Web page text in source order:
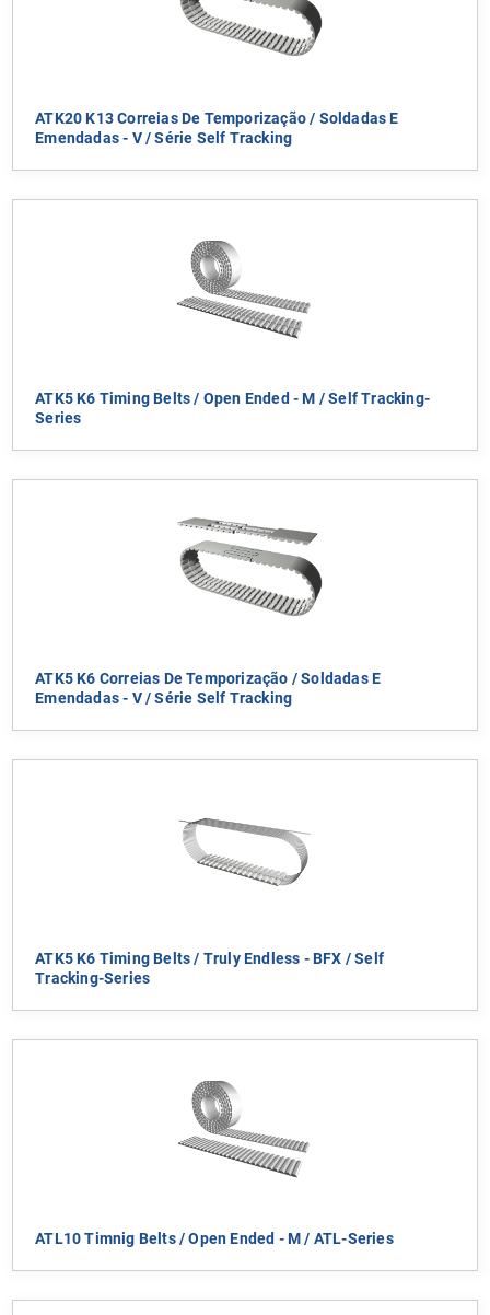
ATK20 K13 Correias De Temporização / Soldadas E
Emendadas - V / Série Self Tracking
ATK5 K6 Timing Belts / Open Ended - M / Self Tracking-
Series
ATK5 K6 Correias De Temporização / Soldadas E
Emendadas - V / Série Self Tracking
ATK5 K6 Timing Belts / Truly Endless - BFX / Self
Tracking-Series
ATL10 Timnig Belts / Open Ended - M / ATL-Series